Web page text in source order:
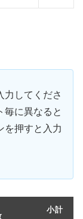
力してくださ
毎に異なると
を押すと入力
小計